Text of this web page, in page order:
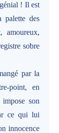
! Il est
palette des
amoureux,
sobre
par la
point, en
son
ce qui lui
innocence